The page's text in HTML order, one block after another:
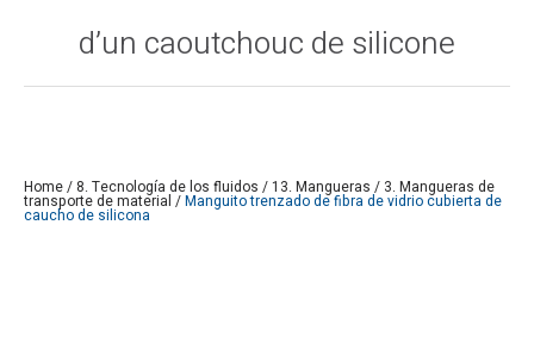
d’un caoutchouc de silicone
Home/8. Tecnología de los fluidos /13. Mangueras / 3. Mangueras de
transporte de material /Manguito trenzado de fibra de vidrio cubierta de
caucho de silicona